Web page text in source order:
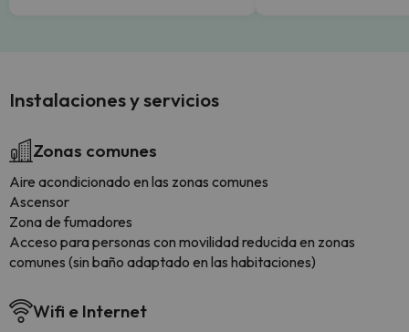
Instalaciones y servicios
Zonas comunes
Aire acondicionado en las zonas comunes
Ascensor
Zona de fumadores
Acceso para personas con movilidad reducida en zonas
comunes (sin baño adaptado en las habitaciones)
Wifi e Internet